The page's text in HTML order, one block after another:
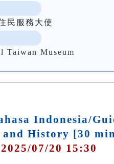
民服務大使
Museum
Indonesia/
History [30
07/20 15:30